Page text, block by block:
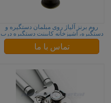
روم برنز آلیاژ روی مبلمان دستگیره و
دستگیره، آشپزخانه کابینت دستگیره درب
تماس با ما